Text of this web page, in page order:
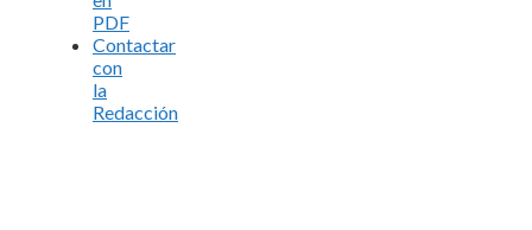
PDF
Contactar
con
la
Redacción